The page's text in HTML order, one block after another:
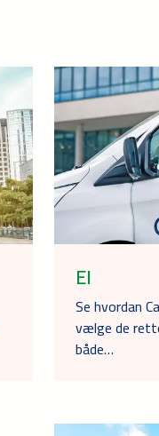
El
Se hvordan
vælge de
både…